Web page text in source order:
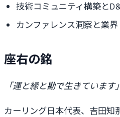
技術コミュニティ構築と
カンファレンス洞察と業
座右の銘
「運と縁と勘で生きています」
カーリング日本代表、吉田知